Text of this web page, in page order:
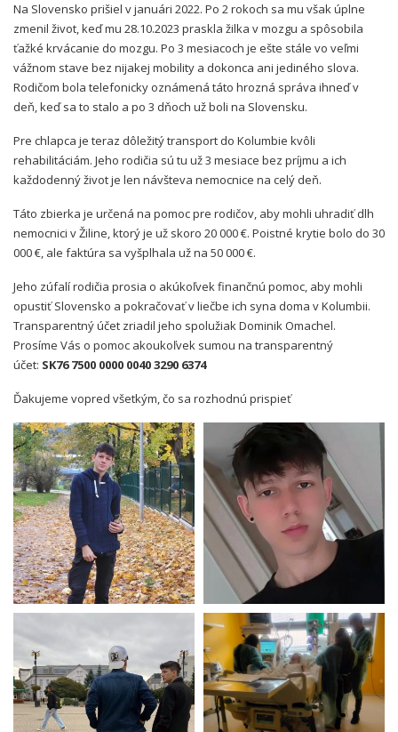
Na Slovensko prišiel v januári 2022. Po 2 rokoch sa mu však úplne
zmenil život, keď mu 28.10.2023 praskla žilka v mozgu a spôsobila
ťažké krvácanie do mozgu. Po 3 mesiacoch je ešte stále vo veľmi
vážnom stave bez nijakej mobility a dokonca ani jediného slova.
Rodičom bola telefonicky oznámená táto hrozná správa ihneď v
deň, keď sa to stalo a po 3 dňoch už boli na Slovensku.
Pre chlapca je teraz dôležitý transport do Kolumbie kvôli
rehabilitáciám. Jeho rodičia sú tu už 3 mesiace bez príjmu a ich
každodenný život je len návšteva nemocnice na celý deň.
Táto zbierka je určená na pomoc pre rodičov, aby mohli uhradiť dlh
nemocnici v Žiline, ktorý je už skoro 20 000 €. Poistné krytie bolo do 30
000 €, ale faktúra sa vyšplhala už na 50 000 €.
Jeho zúfalí rodičia prosia o akúkoľvek finančnú pomoc, aby mohli
opustiť Slovensko a pokračovať v liečbe ich syna doma v Kolumbii.
Transparentný účet zriadil jeho spolužiak Dominik Omachel.
Prosíme Vás o pomoc akoukoľvek sumou na transparentný
účet: SK76 7500 0000 0040 3290 6374
Ďakujeme vopred všetkým, čo sa rozhodnú prispieť